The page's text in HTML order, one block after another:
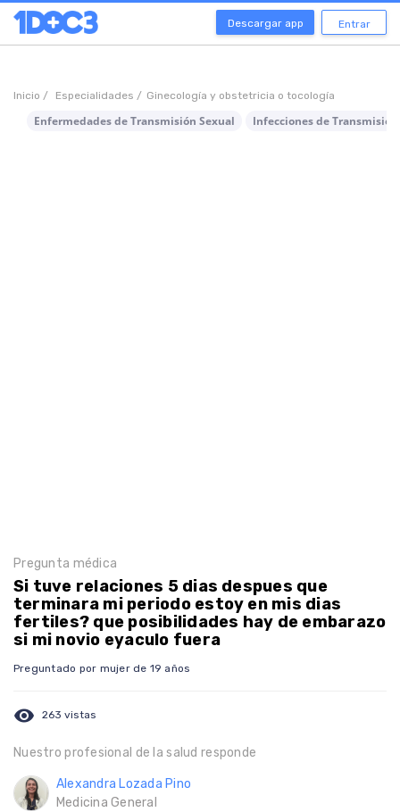
Descargar app Entrar
Inicio / Especialidades / Ginecología y obstetricia o tocología
Enfermedades de Transmisión Sexual Infecciones de
Pregunta médica
Si tuve relaciones 5 dias despues que
terminara mi periodo estoy en mis dias
fertiles? que posibilidades hay de embarazo
si mi novio eyaculo fuera
Preguntado por mujer de 19 años
visibility 263 vistas
Nuestro profesional de la salud responde
Alexandra Lozada Pino
Medicina General